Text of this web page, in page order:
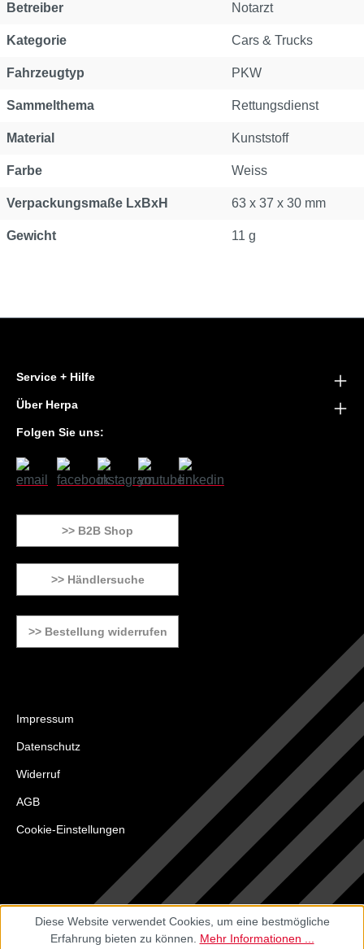
Betreiber Notarzt
Kategorie Cars & Trucks
Fahrzeugtyp PKW
Sammelthema Rettungsdienst
Material Kunststoff
Farbe Weiss
Verpackungsmaße LxBxH 63 x 37 x 30 mm
Gewicht 11 g
Service + Hilfe
Über Herpa
Folgen Sie uns:
>> B2B Shop
>> Händlersuche
>> Bestellung widerrufen
Impressum
Datenschutz
Widerruf
AGB
Cookie-Einstellungen
Diese Website verwendet Cookies, um eine bestmögliche
Erfahrung bieten zu können. Mehr Informationen ...